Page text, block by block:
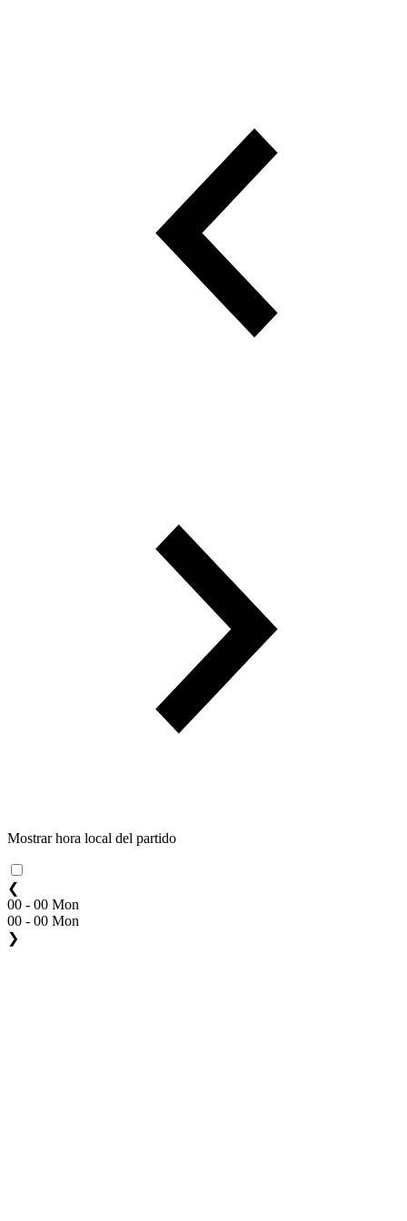
Mostrar hora local del partido
❮
00 - 00 Mon
00 - 00 Mon
❯